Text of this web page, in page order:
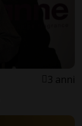
3 anni